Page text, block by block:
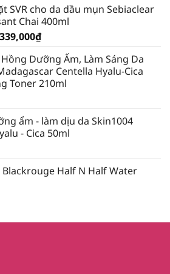
SVR cho da dầu mụn Sebiaclear
Chai 400ml
Giá
là:
339,000₫Giá
tại
là:
339,000₫.
Dưỡng Ẩm, Làm Sáng Da
Centella Hyalu-Cica
Toner 210ml
ẩm - làm dịu da Skin1004
- Cica 50ml
Blackrouge Half N Half Water